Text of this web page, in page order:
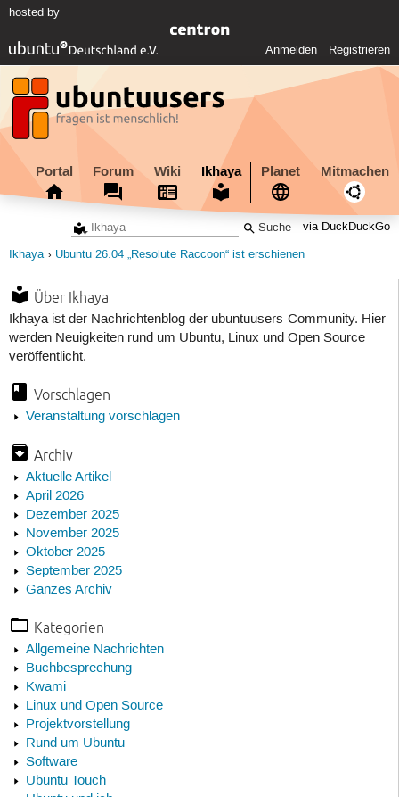
hosted by
Anmelden Registrieren
Portal Forum Wiki Ikhaya Planet Mitmachen
via DuckDuckGo
Ikhaya Ubuntu 26.04 „Resolute Raccoon“ ist erschienen
Über Ikhaya
Ikhaya ist der Nachrichtenblog der ubuntuusers-Community. Hier
werden Neuigkeiten rund um Ubuntu, Linux und Open Source
veröffentlicht.
Vorschlagen
Veranstaltung vorschlagen
Archiv
Aktuelle Artikel
April 2026
Dezember 2025
November 2025
Oktober 2025
September 2025
Ganzes Archiv
Kategorien
Allgemeine Nachrichten
Buchbesprechung
Kwami
Linux und Open Source
Projektvorstellung
Rund um Ubuntu
Software
Ubuntu Touch